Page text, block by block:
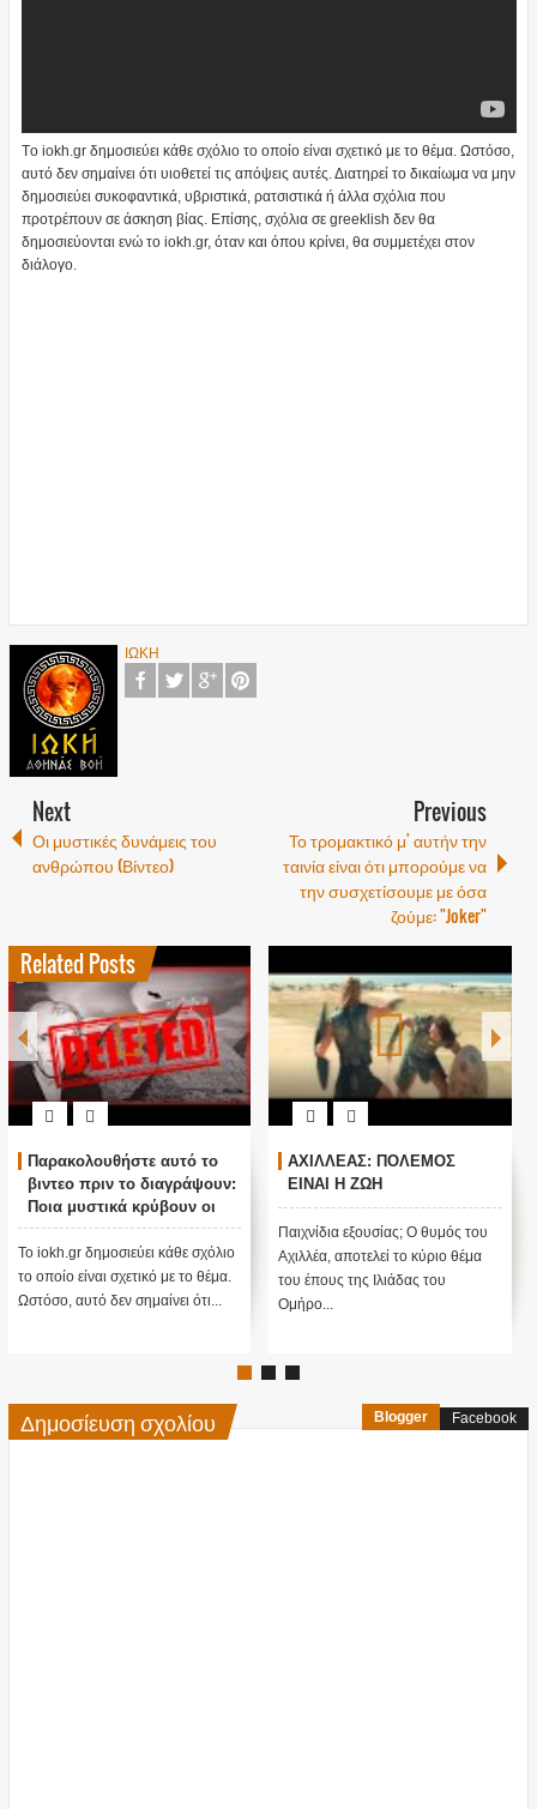
Tο iokh.gr δημοσιεύει κάθε σχόλιο το οποίο είναι σχετικό με το θέμα. Ωστόσο,
αυτό δεν σημαίνει ότι υιοθετεί τις απόψεις αυτές. Διατηρεί το δικαίωμα να μην
δημοσιεύει συκοφαντικά, υβριστικά, ρατσιστικά ή άλλα σχόλια που
προτρέπουν σε άσκηση βίας. Επίσης, σχόλια σε greeklish δεν θα
δημοσιεύονται ενώ το iokh.gr, όταν και όπου κρίνει, θα συμμετέχει στον
διάλογο.
ΙΩΚΗ
Next
Οι μυστικές δυνάμεις του
ανθρώπου (Βίντεο)
Previous
Το τρομακτικό μ' αυτήν την
ταινία είναι ότι μπορούμε να
την συσχετίσουμε με όσα
ζούμε: "Joker"
Related Posts
Παρακολουθήστε αυτό το
βιντεο πριν το διαγράψουν:
Ποια μυστικά κρύβουν οι
πυραμίδες; Γιατί χτίστηκαν;
Το iokh.gr δημοσιεύει κάθε σχόλιο
το οποίο είναι σχετικό με το θέμα.
Ωστόσο, αυτό δεν σημαίνει ότι...
ΑΧΙΛΛΕΑΣ: ΠΟΛΕΜΟΣ
ΕΙΝΑΙ Η ΖΩΗ
Παιχνίδια εξουσίας; Ο θυμός του
Αχιλλέα, αποτελεί το κύριο θέμα
του έπους της Ιλιάδας του
Ομήρο...
Δημοσίευση σχολίου Blogger Facebook